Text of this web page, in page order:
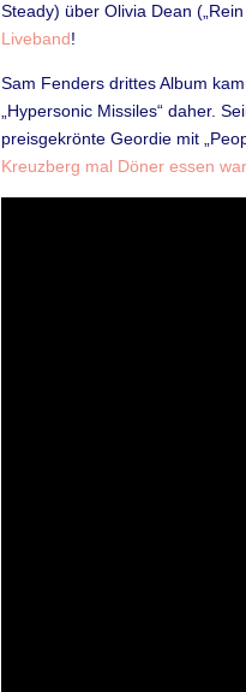
Steady) über Olivia Dean
Liveband!
Sam Fenders drittes Album
„Hypersonic Missiles“ daher.
preisgekrönte Geordie mit
Kreuzberg mal Döner essen